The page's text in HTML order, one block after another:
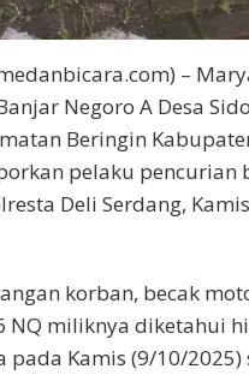
–
Negoro A Desa
Beringin
pelaku pencurian
Deli Serdang, Kamis
korban, becak
NQ miliknya diketahui
pada Kamis (9/10/2025)